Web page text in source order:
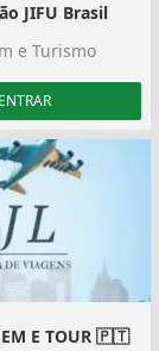
JIFU Brasil
e Turismo
ENTRAR
E TOUR ️🇵🇹